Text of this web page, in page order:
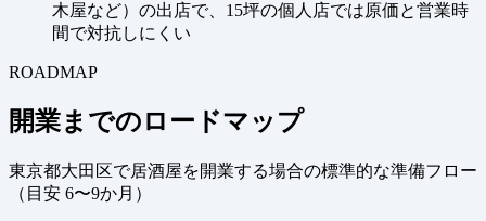
木屋など）の出店で、15坪の個人店では原価と営業時
間で対抗しにくい
ROADMAP
開業までのロードマップ
東京都大田区で居酒屋を開業する場合の標準的な準備フロー
（ 目安 6〜9か月 ）